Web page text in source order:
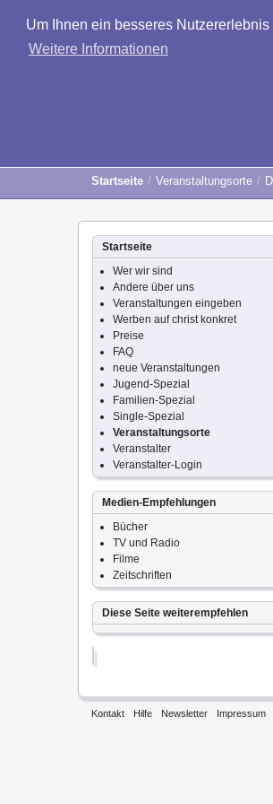
Um Ihnen ein besseres
Weitere Informationen
Startseite Veranstaltungsorte
Startseite
Wer wir sind
Andere über uns
Veranstaltungen eingeben
Werben auf christ konkret
Preise
FAQ
neue Veranstaltungen
Jugend-Spezial
Familien-Spezial
Single-Spezial
Veranstaltungsorte
Veranstalter
Veranstalter-Login
Medien-Empfehlungen
Bücher
TV und Radio
Filme
Zeitschriften
Diese Seite weiterempfehlen
Kontakt Hilfe Newsletter Impressum